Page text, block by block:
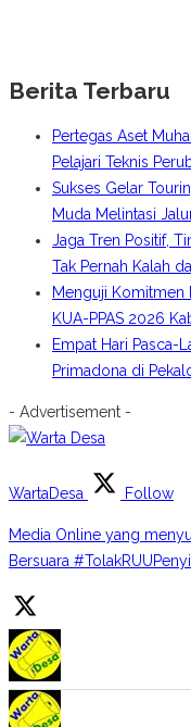
Berita Terbaru
Pertegas Aset
Pelajari Teknis
Sukses Gelar
Muda Melintasi
Jaga Tren Positif,
Tak Pernah Kalah
Menguji Komitmen
KUA-PPAS 2026
Empat Hari Pasca-
Primadona di
- Advertisement -
WartaDesa Follow
Media Online yang
Bersuara